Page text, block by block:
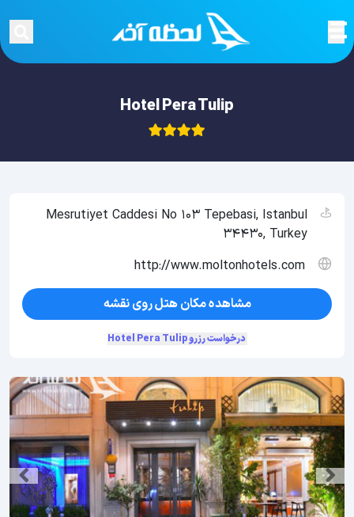
Hotel Pera Tulip
Mesrutiyet Caddesi No 103 Tepebasi, Istanbul
34430, Turkey
http://www.moltonhotels.com
مشاهده مکان هتل روی نقشه
درخواست رزرو Hotel Pera Tulip